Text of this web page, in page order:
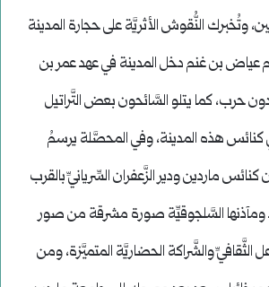
وتُخبرك النُّقوش الأثريَّة على حجارة المدينة
عياض بن غنم دخل المدينة في عهد عمر بن
حرب، كما يتلو السَّائحون بعض التَّراتيل
كنائس هذه المدينة، وفي المحصَّلة يرسمُ
كنائس ماردين ودير الزَّعفران السِّريانيِّ بالقرب
ومآذنها السَّلجوقيِّة صورة مشرقة من صور
الثَّقافيِّ والشَّراكة الحضاريَّة المتميَّزة، ومن